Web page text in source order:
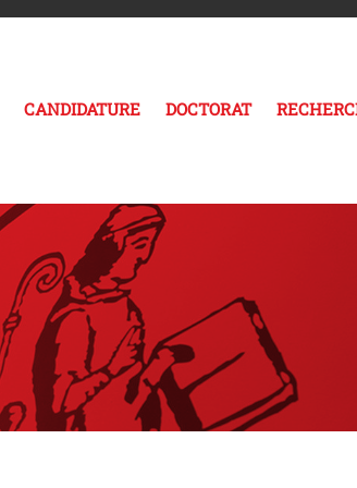
CANDIDATURE DOCTORAT